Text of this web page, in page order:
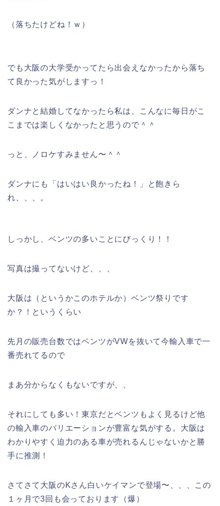
（落ちたけどね！ｗ）
でも大阪の大学受かってたら出会えなかったから落ち
て良かった気がしますっ！
ダンナと結婚してなかったら私は、こんなに毎日がこ
こまでは楽しくなかったと思うので＾＾
っと、ノロケすみません〜＾＾
ダンナにも「はいはい良かったね！」と飽きら
れ、、、。
しっかし、ベンツの多いことにびっくり！！
写真は撮ってないけど、、、
大阪は（というかこのホテルか）ベンツ祭りです
か？！というくらい
先月の販売台数ではベンツがVWを抜いて今輸入車で一
番売れてるので
まあ分からなくもないですが、、
それにしても多い！東京だとベンツもよく見るけど他
の輸入車のバリエーションが豊富な気がする。大阪は
わかりやすく迫力のある車が売れるんじゃないかと勝
手に推測！
さてさて大阪のKさん白いケイマンで登場〜、、、この
１ヶ月で3回も会っております（爆）